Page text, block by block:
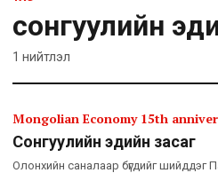
сонгуулийн
1 нийтлэл
Mongolian Economy 15th
Сонгуулийн эдийн засаг
Олонхийн саналаар бүгдийг шийддэг